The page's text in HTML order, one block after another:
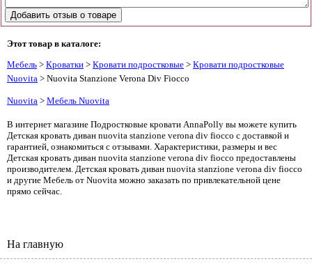
Этот товар в каталоге:
Мебель > Кроватки > Кровати подростковые > Кровати подростковые
Nuovita > Nuovita Stanzione Verona Div Fiocco
Nuovita > Мебель Nuovita
В интернет магазине Подростковые кровати AnnaPolly вы можете купить
Детская кровать диван nuovita stanzione verona div fiocco с доставкой и
гарантией, ознакомиться с отзывами. Характеристики, размеры и вес
Детская кровать диван nuovita stanzione verona div fiocco предоставлены
производителем. Детская кровать диван nuovita stanzione verona div fiocco
и другие Мебель от Nuovita можно заказать по привлекательной цене
прямо сейчас.
На главную